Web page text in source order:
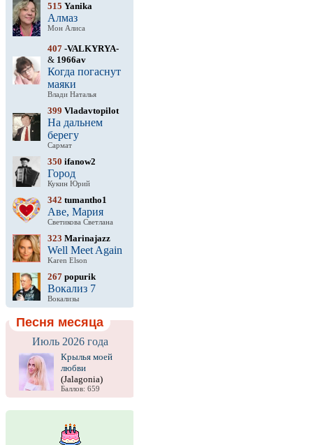
515 Yanika
Алмаз
Мон Алиса
407 -VALKYRYA-
& 1966av
Когда погаснут
маяки
Влади Наталья
399 Vladavtopilot
На дальнем
берегу
Сармат
350 ifanow2
Город
Кукин Юрий
342 tumantho1
Аве, Мария
Светикова Светлана
323 Marinajazz
Well Meet Again
Karen Elson
267 popurik
Вокализ 7
Вокализы
Песня месяца
Июль 2026 года
Крылья моей
любви
(Jalagonia)
Баллов: 659